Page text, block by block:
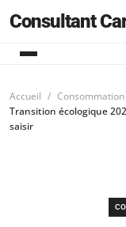
Consultant
Accueil
Transition écologique
saisir